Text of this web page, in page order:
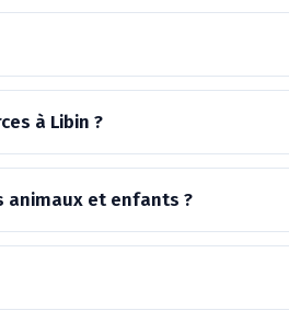
à Libin ?
animaux et enfants ?